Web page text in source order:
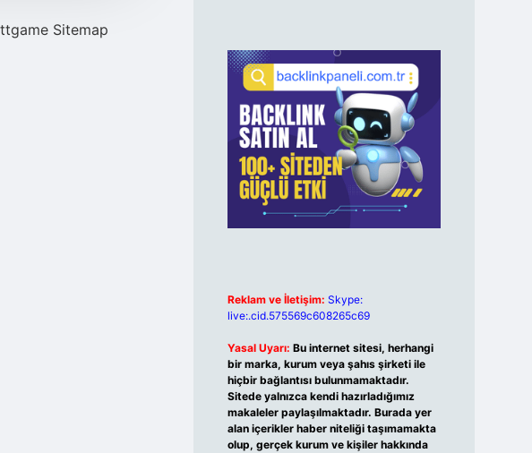
Sitemap
Reklam ve İletişim: Skype:
live:.cid.575569c608265c69
Yasal Uyarı: Bu internet sitesi, herhangi
bir marka, kurum veya şahıs şirketi ile
hiçbir bağlantısı bulunmamaktadır.
Sitede yalnızca kendi hazırladığımız
makaleler paylaşılmaktadır. Burada yer
alan içerikler haber niteliği taşımamakta
olup, gerçek kurum ve kişiler hakkında